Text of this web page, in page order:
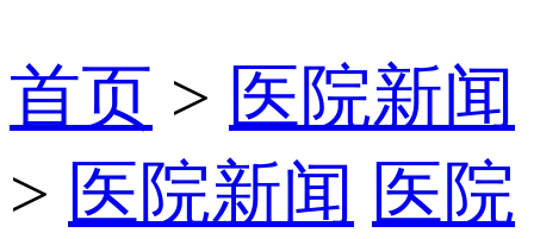
首页 > 医院新闻
> 医院新闻 医院